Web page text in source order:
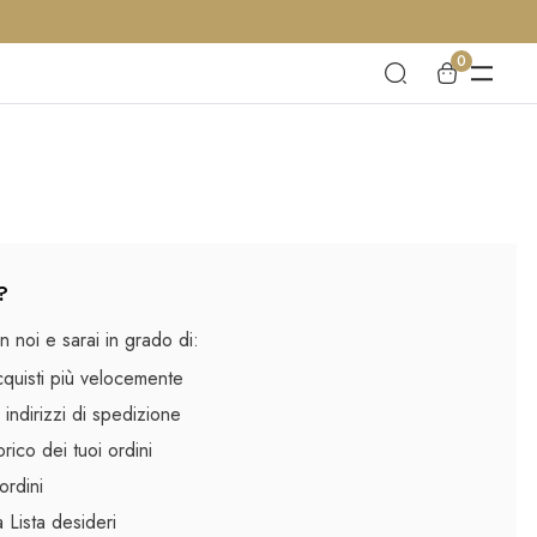
0
noi e sarai in grado di:
più velocemente
indirizzi di spedizione
dei tuoi ordini
Lista desideri